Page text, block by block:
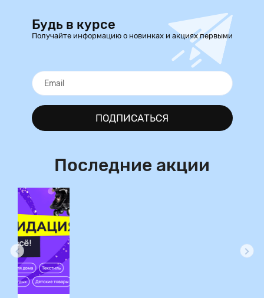
Будь в курсе
Получайте информацию о новинках и акциях первыми
ПОДПИСАТЬСЯ
Последние акции